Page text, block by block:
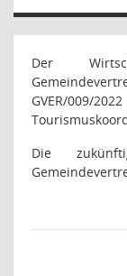
Der
GVER/009/
Die